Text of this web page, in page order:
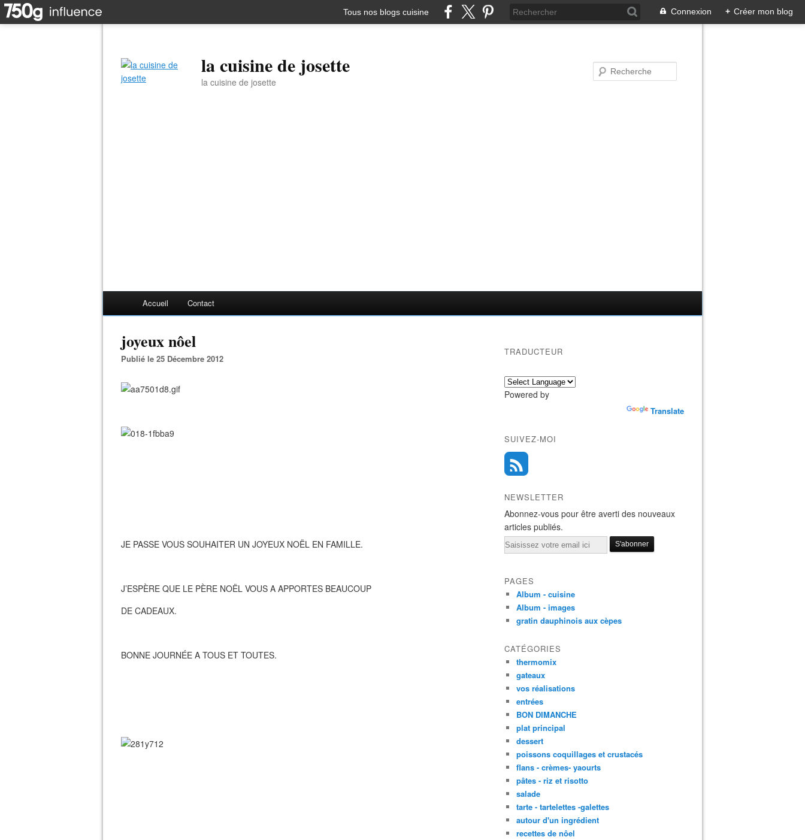
Tous nos blogs cuisine Connexion + Créer mon blog
la cuisine de josette
la cuisine de josette
Accueil Contact
joyeux nôel
Publié le 25 Décembre 2012
JE PASSE VOUS SOUHAITER UN JOYEUX NOËL EN FAMILLE.
J’ESPÈRE QUE LE PÈRE NOËL VOUS A APPORTES BEAUCOUP
DE CADEAUX.
BONNE JOURNÉE A TOUS ET TOUTES.
TRADUCTEUR
Powered by
Translate
SUIVEZ-MOI
NEWSLETTER
Abonnez-vous pour être averti des nouveaux
articles publiés.
Email
PAGES
Album - cuisine
Album - images
gratin dauphinois aux cèpes
CATÉGORIES
thermomix
gateaux
vos réalisations
entrées
BON DIMANCHE
plat principal
dessert
poissons coquillages et crustacés
flans - crèmes- yaourts
pâtes - riz et risotto
salade
tarte - tartelettes -galettes
autour d'un ingrédient
recettes de nôel